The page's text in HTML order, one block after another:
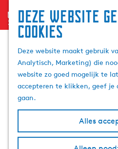
Deze website
cookies
Deze website maakt gebruik
Analytisch, Marketing) die
website zo goed mogelijk te
accepteren te klikken, geef je
gaan.
Alles
menu
G
a
n
a
a
r
e
o